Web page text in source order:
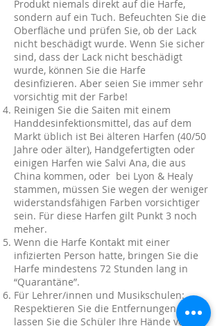
Produkt niemals direkt auf die Harfe,
sondern auf ein Tuch. Befeuchten Sie die
Oberfläche und prüfen Sie, ob der Lack
nicht beschädigt wurde. Wenn Sie sicher
sind, dass der Lack nicht beschädigt
wurde, können Sie die Harfe
desinfizieren. Aber seien Sie immer sehr
vorsichtig mit der Farbe!
Reinigen Sie die Saiten mit einem
Handdesinfektionsmittel, das auf dem
Markt üblich ist Bei älteren Harfen (40/50
Jahre oder älter), Handgefertigten oder
einigen Harfen wie Salvi Ana, die aus
China kommen, oder bei Lyon & Healy
stammen, müssen Sie wegen der weniger
widerstandsfähigen Farben vorsichtiger
sein. Für diese Harfen gilt Punkt 3 noch
meher.
Wenn die Harfe Kontakt mit einer
infizierten Person hatte, bringen Sie die
Harfe mindestens 72 Stunden lang in
“Quarantäne”.
Für Lehrer/innen und Musikschulen:
Respektieren Sie die Entfernungen und
lassen Sie die Schüler Ihre Hände vor